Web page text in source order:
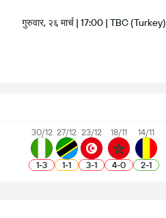
गुरुवार, २६ मार्च | 17:00 | TBC (Turkey)
30/12
1-3
27/12
1-1
23/12
3-1
18/11
4-0
14/11
2-1